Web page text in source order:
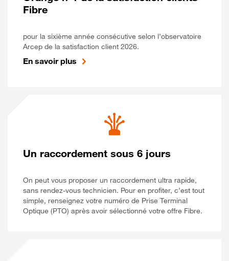
Fibre
pour la sixième année consécutive selon l’observatoire
Arcep de la satisfaction client 2026.
En savoir plus
Un raccordement sous 6 jours
On peut vous proposer un raccordement ultra rapide,
sans rendez-vous technicien. Pour en profiter, c’est tout
simple, renseignez votre numéro de Prise Terminal
Optique (PTO) après avoir sélectionné votre offre Fibre.